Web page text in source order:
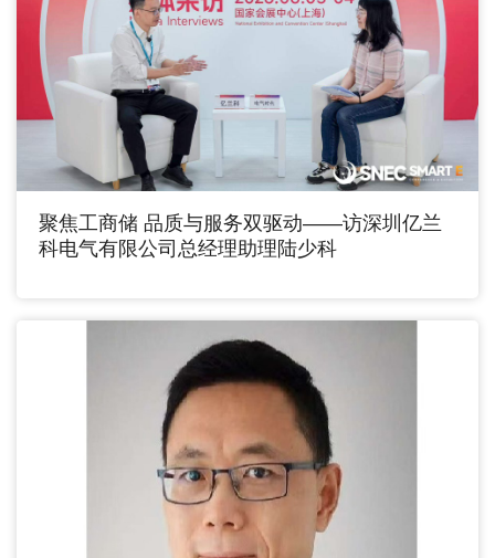
聚焦工商储 品质与服务双驱动——访深圳亿兰
科电气有限公司总经理助理陆少科